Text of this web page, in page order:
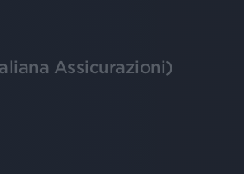
Assicurazioni)